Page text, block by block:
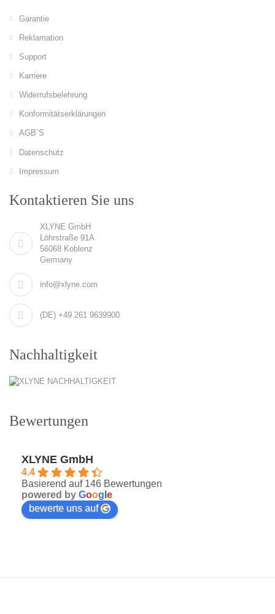
Garantie
Reklamation
Support
Karriere
Widerrufsbelehrung
Konformitätserklärungen
AGB´S
Datenschutz
Impressum
Kontaktieren Sie uns
XLYNE GmbH
Löhrstraße 91A
56068 Koblenz
Germany
info@xlyne.com
(DE) +49 261 9639900
Nachhaltigkeit
Bewertungen
XLYNE GmbH
4.4
Basierend auf 146 Bewertungen
powered by Goog e
bewerte uns auf